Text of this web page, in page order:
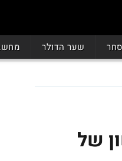
שער הדולר
של